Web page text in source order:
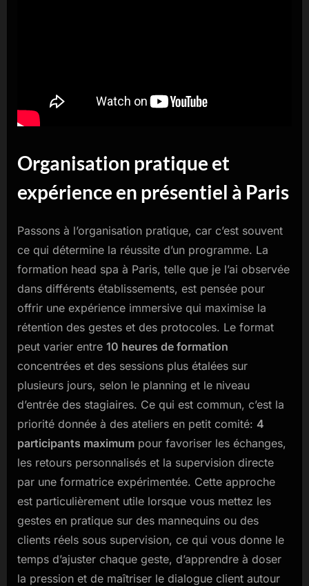
Organisation pratique et
expérience en présentiel à Paris
Passons à l’organisation pratique, car c’est souvent
ce qui détermine la réussite d’un programme. La
formation head spa à Paris, telle que je l’ai observée
dans différents établissements, est pensée pour
offrir une expérience immersive qui maximise la
rétention des gestes et des protocoles. Le format
peut varier entre 10 heures de formation
concentrées et des sessions plus étalées sur
plusieurs jours, selon le planning et le niveau
d’entrée des stagiaires. Ce qui est commun, c’est la
priorité donnée à des ateliers en petit comité: 4
participants maximum pour favoriser les échanges,
les retours personnalisés et la supervision directe
par une formatrice expérimentée. Cette approche
est particulièrement utile lorsque vous mettez les
gestes en pratique sur des mannequins ou des
clients réels sous supervision, ce qui vous donne le
temps d’ajuster chaque geste, d’apprendre à doser
la pression et de maîtriser le dialogue client autour